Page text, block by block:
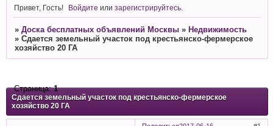
Привет, Гость! Войдите илизарегистрируйтесь
» Доска бесплатных объявлений Москвы » Недвижимость
» Сдается земельный участок под крестьянско-фермерское
хозяйство 20 ГА
Сдается земельный участок под крестьянско-фермерское
хозяйство 20 ГА
Страница:1